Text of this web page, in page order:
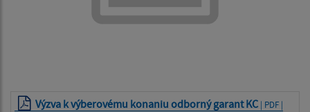
Výzva k výberovému konaniu odborný garant KC | PDF |